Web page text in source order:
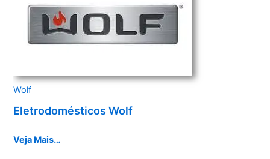
Wolf
Eletrodomésticos Wolf
Veja Mais…